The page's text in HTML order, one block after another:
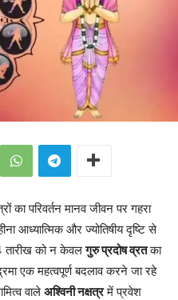
का परिवर्तन मानव जीवन पर गहरा
आध्यात्मिक और ज्योतिषीय दृष्टि से
तारीख को न केवलगुरु प्रदोष व्रतका
एक महत्वपूर्ण बदलाव करने जा रहे
वाले अश्विनी नक्षत्रमें प्रवेश